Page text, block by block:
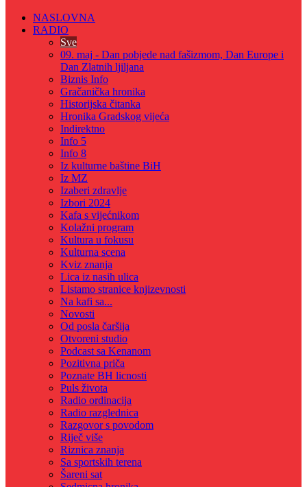
NASLOVNA
RADIO
Sve
09. maj - Dan pobjede nad fašizmom, Dan Europe i
Dan Zlatnih ljiljana
Biznis Info
Gračanička hronika
Historijska čitanka
Hronika Gradskog vijeća
Indirektno
Info 5
Info 8
Iz kulturne baštine BiH
Iz MZ
Izaberi zdravlje
Izbori 2024
Kafa s vijećnikom
Kolažni program
Kultura u fokusu
Kulturna scena
Kviz znanja
Lica iz nasih ulica
Listamo stranice knjizevnosti
Na kafi sa...
Novosti
Od posla čaršija
Otvoreni studio
Podcast sa Kenanom
Pozitivna priča
Poznate BH licnosti
Puls života
Radio ordinacija
Radio razglednica
Razgovor s povodom
Riječ više
Riznica znanja
Sa sportskih terena
Šareni sat